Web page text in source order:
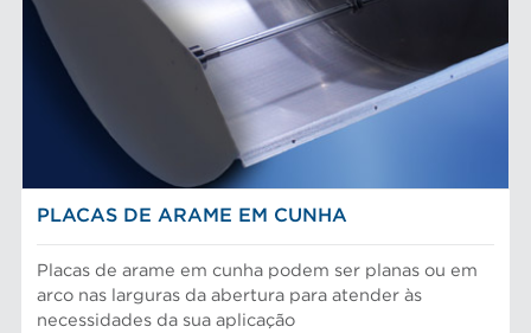
PLACAS DE ARAME EM CUNHA
Placas de arame em cunha podem ser planas ou em
arco nas larguras da abertura para atender às
necessidades da sua aplicação